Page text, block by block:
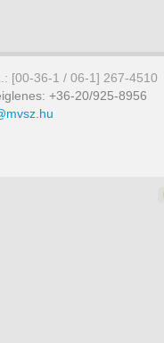
[00-36-1 / 06-1] 267-4510
+36-20/925-8956